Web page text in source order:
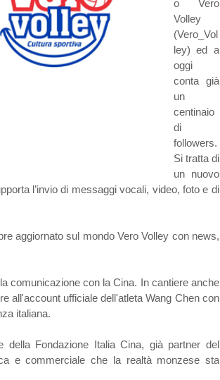
o Vero
Volley
(Vero_Vol
ley) ed a
oggi
conta già
un
centinaio
di
followers.
Si tratta di
un nuovo
l’invio di messaggi vocali, video, foto e di
aggiornato sul mondo Vero Volley con news,
comunicazione con la Cina. In cantiere anche
all'account ufficiale dell'atleta Wang Chen con
italiana.
della Fondazione Italia Cina, già partner del
e commerciale che la realtà monzese sta